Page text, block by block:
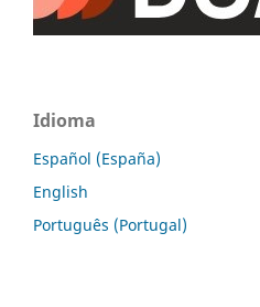
Idioma
Español (España)
English
Português (Portugal)